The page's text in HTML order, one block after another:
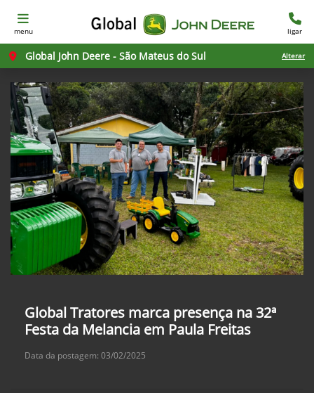
menu ligar
Global John Deere - São Mateus do Sul Alterar
Global Tratores marca presença na 32ª
Festa da Melancia em Paula Freitas
Data da postagem: 03/02/2025